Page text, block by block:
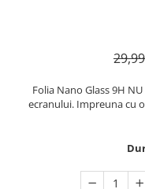
Folia Nano Glass 9H
ecranului. Impreuna cu